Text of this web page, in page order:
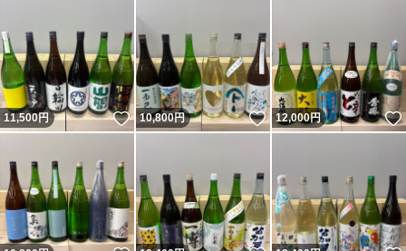
11,500円 いいね！
10,800円 いいね！
12,000円